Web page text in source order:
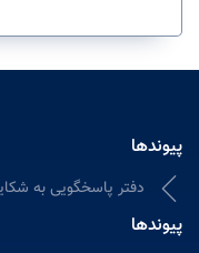
پیوندها
دفتر پاسخگویی به
پیوندها